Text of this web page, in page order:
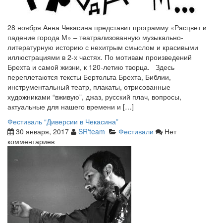
28 ноября Анна Чекасина представит программу «Расцвет и
падение города М» – театрализованную музыкально-
литературную историю с нехитрым смыслом и красивыми
иллюстрациями в 2-х частях. По мотивам произведений
Брехта и самой жизни, к 120-летию творца. Здесь
переплетаются тексты Бертольта Брехта, Библии,
инструментальный театр, плакаты, отрисованные
художниками “вживую”, джаз, русский плач, вопросы,
актуальные для нашего времени и […]
Фестиваль “Диверсии в Чекасина”
30 января, 2017
SR'team Фестивали
Нет
комментариев